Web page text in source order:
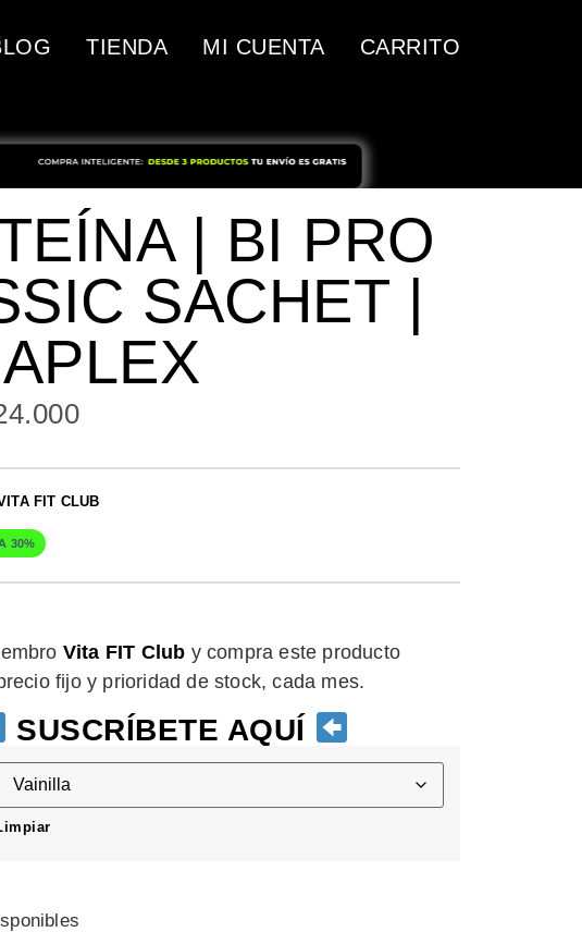
TIENDA MI CUENTA CARRITO
| BI PRO
SACHET |
FIT CLUB
30%
Vita FIT Club y compra este producto
fijo y prioridad de stock, cada mes.
SUSCRÍBETE AQUÍ